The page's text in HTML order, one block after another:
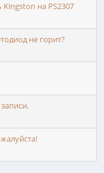
на PS2307
не горит?